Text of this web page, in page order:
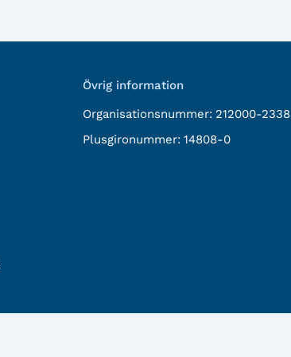
Övrig information
Organisationsnummer: 212000-2338
Plusgironummer: 14808-0